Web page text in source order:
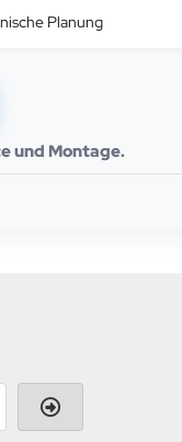
Planung
und Montage.